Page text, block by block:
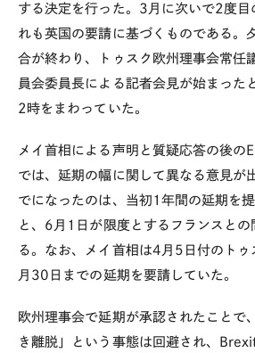
する決定を行った。3月に次いで2度目
れも英国の要請に基づくものである。
合が終わり、トゥスク欧州理事会常任
員会委員長による記者会見が始まった
2時をまわっていた。
メイ首相による声明と質疑応答の後の
では、延期の幅に関して異なる意見が
でになったのは、当初1年間の延期を
と、6月1日が限度とするフランスとの
る。なお、メイ首相は4月5日付のト
月30日までの延期を要請していた。
欧州理事会で延期が承認されたことで
き離脱」という事態は回避され、